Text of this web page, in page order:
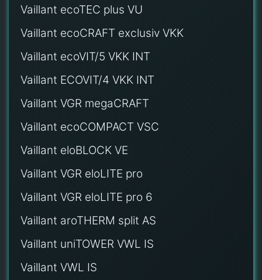
Vaillant ecoTEC plus VU
Vaillant ecoCRAFT exclusiv VKK
Vaillant ecoVIT/5 VKK INT
Vaillant ECOVIT/4 VKK INT
Vaillant VGR megaCRAFT
Vaillant ecoCOMPACT VSC
Vaillant eloBLOCK VE
Vaillant VGR eloLITE pro
Vaillant VGR eloLITE pro 6
Vaillant aroTHERM split AS
Vaillant uniTOWER VWL IS
Vaillant VWL IS